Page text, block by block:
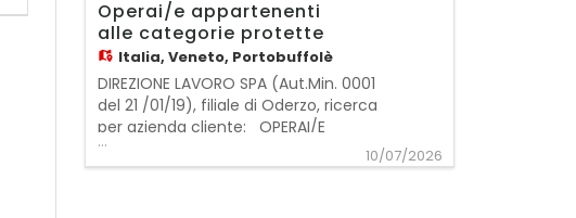
profilo è assunto come carrellista si
occuperà principalmente di carico e
scarico automezzi ed asservimento
del magazzino Si occu
Operai/e appartenenti
alle categorie protette
Italia, Veneto, Portobuffolè
DIREZIONE LAVORO SPA (Aut.Min. 0001
del 21 /01/19), filiale di Oderzo, ricerca
per azienda cliente: OPERAI/E
ADDETTI/E ALLE LINEE DI PRODUZIONE –
APPARTENENTI ALLE CATEGORIE
...
10/07/2026